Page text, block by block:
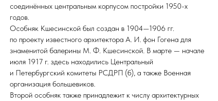
соединённых центральным корпусом постройки 1950-х
годов.
Особняк Кшесинской был создан в 1904—1906 гг.
по проекту известного архитектора А. И. фон Гогена для
знаменитой балерины М. Ф. Кшесинской. В марте — начале
июля 1917 г. здесь находились Центральный
и Петербургский комитеты РСДРП (б), а также Военная
организация большевиков.
Второй особняк также принадлежит к числу архитектурных